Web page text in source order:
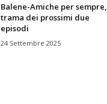
Balene-Amiche per sempre,
trama dei prossimi due
episodi
24 Settembre 2025